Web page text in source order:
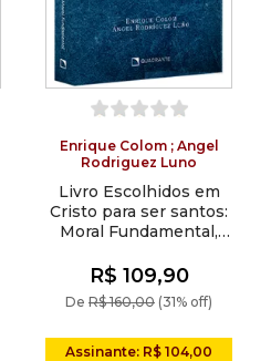
Enrique Colom ; Angel
Rodriguez Luno
Livro Escolhidos em
Cristo para ser santos:
Moral Fundamental,
De R$ 160,00 (31% off)
R$ 109,90
Assinante: R$ 104,00